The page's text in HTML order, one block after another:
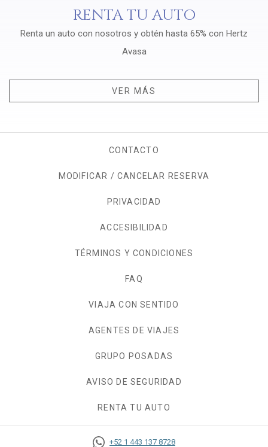
RENTA TU AUTO
Renta un auto con nosotros y obtén hasta 65% con Hertz
Avasa
VER MÁS
CONTACTO
MODIFICAR / CANCELAR RESERVA
PRIVACIDAD
ACCESIBILIDAD
TÉRMINOS Y CONDICIONES
FAQ
VIAJA CON SENTIDO
AGENTES DE VIAJES
GRUPO POSADAS
AVISO DE SEGURIDAD
RENTA TU AUTO
+52 1 443 137 8728